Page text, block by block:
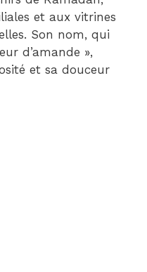
et aux vitrines
Son nom, qui
d’amande »,
et sa douceur